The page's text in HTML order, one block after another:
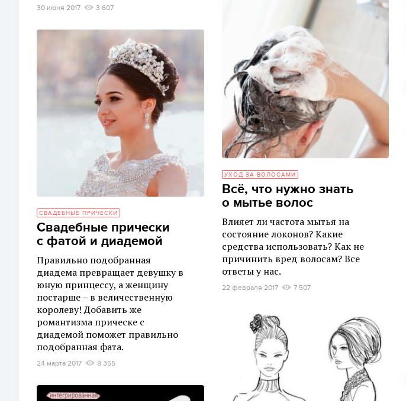
30 июня 2017 3 607
СВАДЕБНЫЕ ПРИЧЕСКИ
Свадебные прически
с фатой и диадемой
Правильно подобранная
диадема превращает девушку в
юную принцессу, а женщину
постарше – в величественную
королеву! Добавить же
романтизма прическе с
диадемой поможет правильно
подобранная фата.
24 марта 2017 8 355
УХОД ЗА ВОЛОСАМИ
Всё, что нужно знать
о мытье волос
Влияет ли частота мытья на
состояние локонов? Какие
средства использовать? Как не
причинить вред волосам? Все
ответы у нас.
22 февраля 2017 7 507